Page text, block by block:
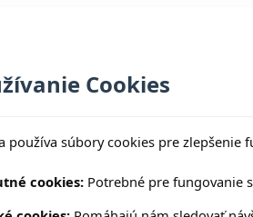
Cookies
používa súbory cookies pre zlepšenie
cookies: Potrebné pre fungovanie